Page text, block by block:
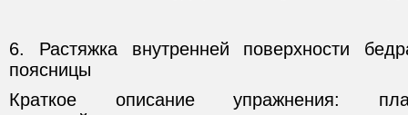
6. Растяжка внутренней поверхности
поясницы
Краткое описание упражнения: